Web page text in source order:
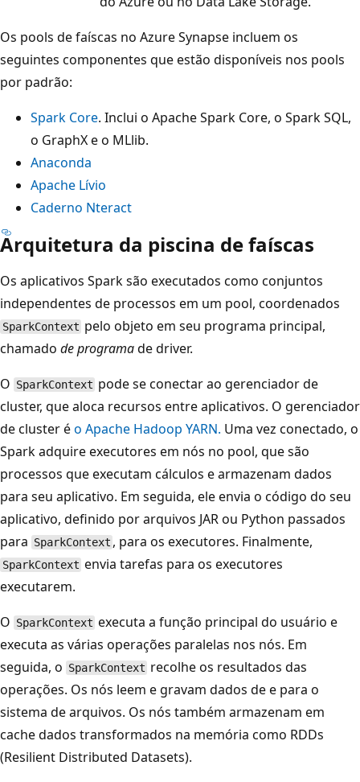
Os pools de faíscas no Azure Synapse incluem os
seguintes componentes que estão disponíveis nos pools
por padrão:
Spark Core. Inclui o Apache Spark Core, o Spark SQL,
o GraphX e o MLlib.
Anaconda
Apache Lívio
Caderno Nteract
Arquitetura da piscina de faíscas
Os aplicativos Spark são executados como conjuntos
independentes de processos em um pool, coordenados
SparkContext pelo objeto em seu programa principal,
chamado de programade driver.
O SparkContext pode se conectar ao gerenciador de
cluster, que aloca recursos entre aplicativos. O gerenciador
de cluster éo Apache Hadoop YARN. Uma vez conectado, o
Spark adquire executores em nós no pool, que são
processos que executam cálculos e armazenam dados
para seu aplicativo. Em seguida, ele envia o código do seu
aplicativo, definido por arquivos JAR ou Python passados
para SparkContext , para os executores. Finalmente,
SparkContext envia tarefas para os executores
executarem.
O SparkContext executa a função principal do usuário e
executa as várias operações paralelas nos nós. Em
seguida, o SparkContext recolhe os resultados das
operações. Os nós leem e gravam dados de e para o
sistema de arquivos. Os nós também armazenam em
cache dados transformados na memória como RDDs
(Resilient Distributed Datasets).